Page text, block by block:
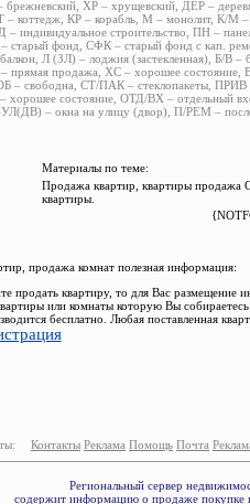
брежневский, ХР – хрущевский, ДЕР –
– коттедж, КР – корабль, М – монолит, К/М –
– индивидуальное строительство, ПН –
старый фонд, СФК – старый фонд с кап.
Л (ЗЛ) – лоджия (застекленная), Б/В
прямая продажа, ХС – хорошее состояние,
– свободна, СТ/ПАК – стеклопакеты, ПРИВ
хорошее состояние, ОТД/ВХ – отдельный
– окна на улицу (двор), П/РЕМ –
Материалы по теме:
Продажа квартир, квартиры продажа
квартиры.
продажа комнат полезная информация:
продать квартиру, то для Вас размещение
или комнаты которую Вы
бесплатно. Любая поставленная
Контакты Реклама Помощь Почта
Региональный сервер
содержит информацию о продаже покупке